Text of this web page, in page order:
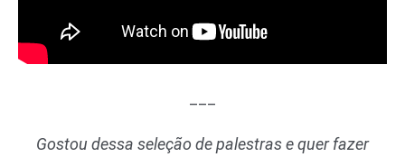
Gostou dessa seleção de palestras e quer fazer